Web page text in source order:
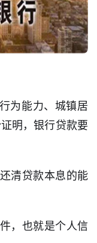
为能力、城镇居
明，银行贷款要
清贷款本息的能
，也就是个人信